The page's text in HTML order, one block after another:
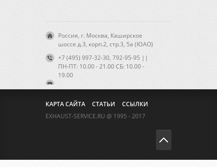
Россия, г. Москва, Каширское
шоссе д.3, корп.2, стр.3, 5а (ЮАО)
+7 (495) 997-32-30, 792-95-95 ||
ПН-ПТ: 10.00 - 21.00 CБ: 10.00 -
19.00
КАРТА САЙТА СТАТЬИ
ССЫЛКИ
EXHAUST-SERVICE.RU @ 1995 - 2017